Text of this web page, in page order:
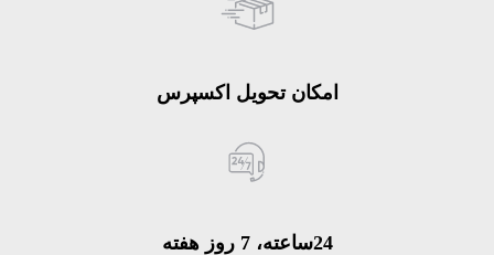
امکان تحویل اکسپرس
24ساعته، 7 روز هفته